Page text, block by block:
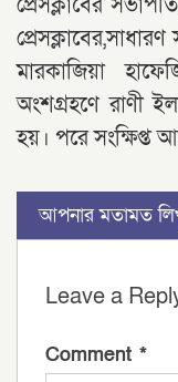
মারকাজিয়া
অংশগ্রহণে রাণী
হয়। পরে সংক্ষিপ্ত
আপনার মতামত
Leave a
Comment *